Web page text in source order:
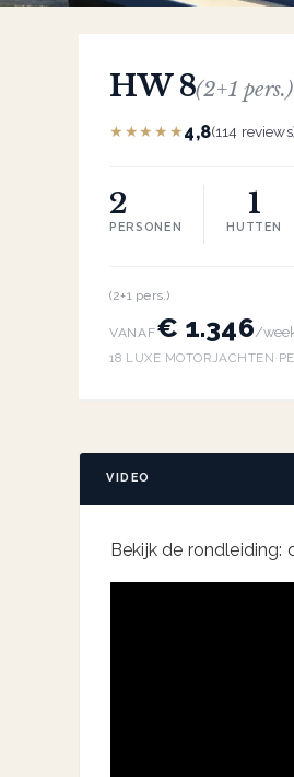
HW 8(2+1 pers.)
★★★★★4,8(114
2
PERSONEN
1
HUTTEN
(2+1 pers.)
VANAF€ 1.346/
18 LUXE MOTORJACHTEN·
VIDEO
Bekijk de